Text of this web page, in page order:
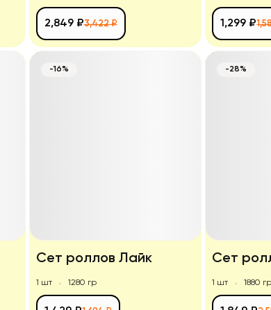
3,422 ₽
2,849 ₽ 1,299 ₽
-16%
Сет роллов Лайк
1 шт 1280 гр
-28%
Сет
1 шт 1880 гр